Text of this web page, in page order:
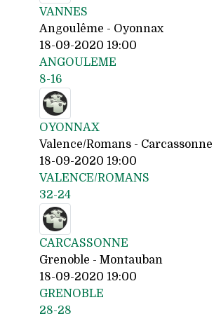
VANNES
Angoulême - Oyonnax
18-09-2020 19:00
ANGOULEME
8-16
OYONNAX
Valence/Romans - Carcassonne
18-09-2020 19:00
VALENCE/ROMANS
32-24
CARCASSONNE
Grenoble - Montauban
18-09-2020 19:00
GRENOBLE
28-28